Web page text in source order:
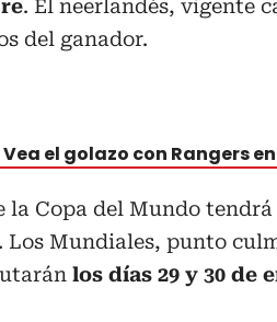
. El neerlandés, vigente
del ganador.
el golazo con Rangers
la Copa del Mundo tendrá
Los Mundiales, punto
los días 29 y 30 de